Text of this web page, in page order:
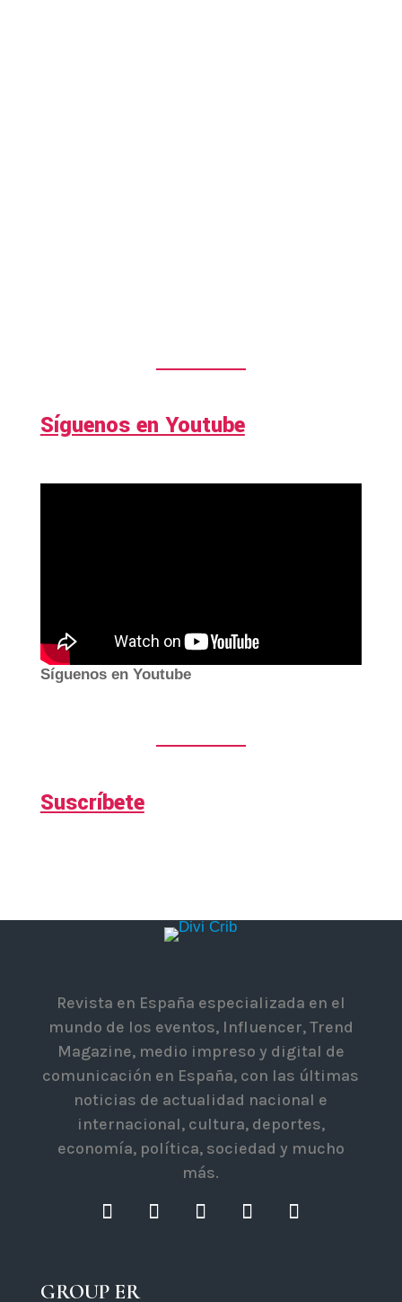
Síguenos en Youtube
Síguenos en Youtube
Suscríbete
Revista en España especializada en el
mundo de los eventos, Influencer, Trend
Magazine, medio impreso y digital de
comunicación en España, con las últimas
noticias de actualidad nacional e
internacional, cultura, deportes,
economía, política, sociedad y mucho
más.
GROUP ER